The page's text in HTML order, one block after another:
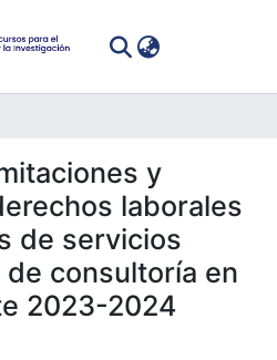
y
laborales
de servicios
consultoría en
2023-2024